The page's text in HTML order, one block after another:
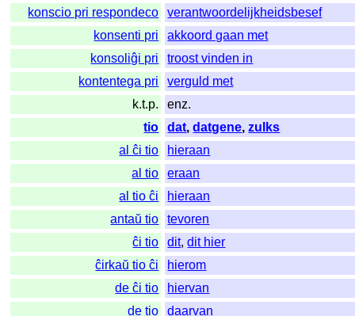
konscio pri respondeco
verantwoordelijkheidsbesef
konsenti pri
akkoord gaan met
konsoliĝi pri
troost vinden in
kontentega pri
verguld met
k.t.p.
enz.
tio
dat,datgene,zulks
al ĉi tio
hieraan
al tio
eraan
al tio ĉi
hieraan
antaŭ tio
tevoren
ĉi tio
dit,dit hier
ĉirkaŭ tio ĉi
hierom
de ĉi tio
hiervan
de tio
daarvan